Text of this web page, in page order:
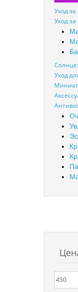
Уход
Уход за
Уход